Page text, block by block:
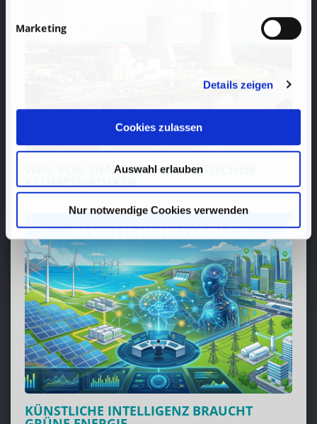
Marketing
Details zeigen
Cookies zulassen
Auswahl erlauben
Nur notwendige Cookies verwenden
WEG VON DEN ENERGIEPOLITISCHEN
KLUMPENRISIKEN
KÜNSTLICHE INTELLIGENZ BRAUCHT